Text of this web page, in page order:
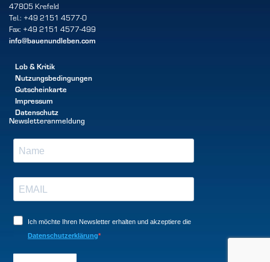
47805 Krefeld
Tel.: +49 2151 4577-0
Fax: +49 2151 4577-499
info@bauenundleben.com
Lob & Kritik
Nutzungsbedingungen
Gutscheinkarte
Impressum
Datenschutz
Newsletteranmeldung
Ich möchte Ihren Newsletter erhalten und akzeptiere die
Datenschutzerklärung